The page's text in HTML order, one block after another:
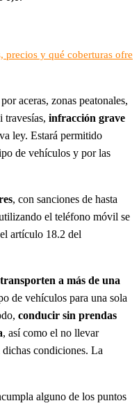
precios y qué coberturas ofre
aceras, zonas peatonales,
travesías, infracción grave
ley. Estará permitido
de vehículos y por las
, con sanciones de hasta
el teléfono móvil se
artículo 18.2 del
transporten a más de una
de vehículos para una sola
conducir sin prendas
, así como el no llevar
condiciones. La
alguno de los puntos